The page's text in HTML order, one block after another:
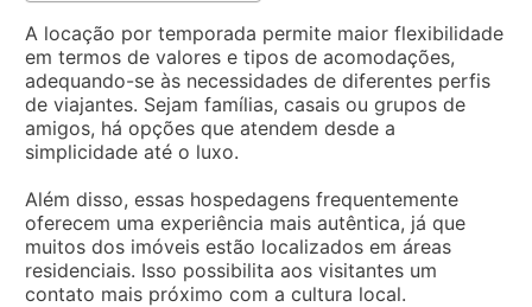
A locação por temporada permite maior flexibilidade
em termos de valores e tipos de acomodações,
adequando-se às necessidades de diferentes perfis
de viajantes. Sejam famílias, casais ou grupos de
amigos, há opções que atendem desde a
simplicidade até o luxo.
Além disso, essas hospedagens frequentemente
oferecem uma experiência mais autêntica, já que
muitos dos imóveis estão localizados em áreas
residenciais. Isso possibilita aos visitantes um
contato mais próximo com a cultura local.